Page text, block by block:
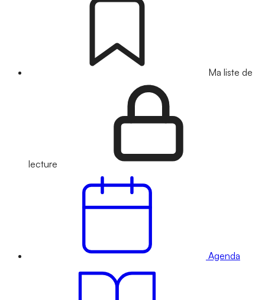
Ma liste de
lecture
Agenda